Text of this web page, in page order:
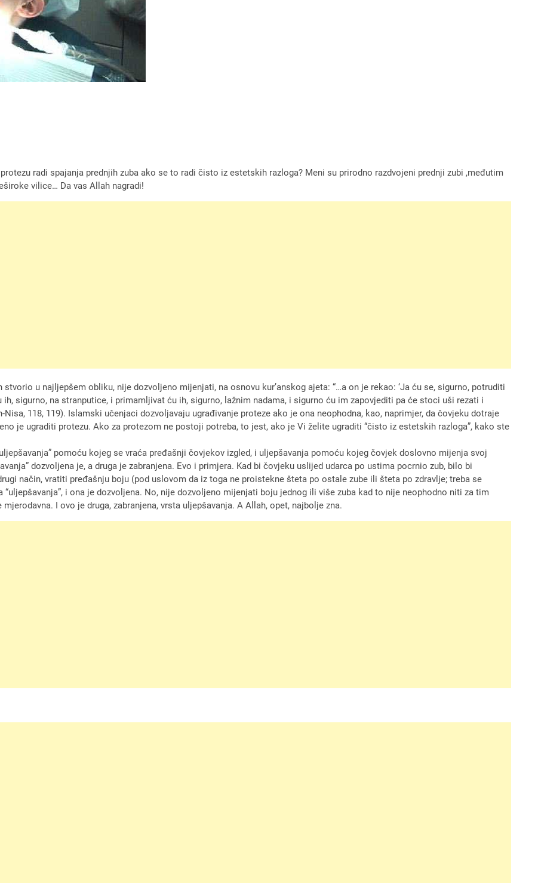
radi spajanja prednjih zuba ako se to radi čisto iz estetskih razloga? Meni su prirodno razdvojeni prednji zubi ,međutim
vilice… Da vas Allah nagradi!
u najljepšem obliku, nije dozvoljeno mijenjati, na osnovu kur’anskog ajeta: “…a on je rekao: ‘Ja ću se, sigurno, potruditi
sigurno, na stranputice, i primamljivat ću ih, sigurno, lažnim nadama, i sigurno ću im zapovjediti pa će stoci uši rezati i
118, 119). Islamski učenjaci dozvoljavaju ugrađivanje proteze ako je ona neophodna, kao, naprimjer, da čovjeku dotraje
je ugraditi protezu. Ako za protezom ne postoji potreba, to jest, ako je Vi želite ugraditi “čisto iz estetskih razloga”, kako ste
pomoću kojeg se vraća pređašnji čovjekov izgled, i uljepšavanja pomoću kojeg čovjek doslovno mijenja svoj
dozvoljena je, a druga je zabranjena. Evo i primjera. Kad bi čovjeku uslijed udarca po ustima pocrnio zub, bilo bi
način, vratiti pređašnju boju (pod uslovom da iz toga ne proistekne šteta po ostale zube ili šteta po zdravlje; treba se
i ona je dozvoljena. No, nije dozvoljeno mijenjati boju jednog ili više zuba kad to nije neophodno niti za tim
I ovo je druga, zabranjena, vrsta uljepšavanja. A Allah, opet, najbolje zna.